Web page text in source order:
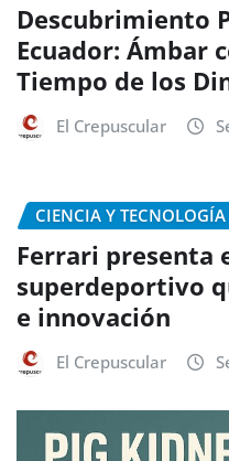
Descubrimiento
Ecuador: Ámbar
Tiempo de los
El Crepuscular
CIENCIA Y TECNOLOGÍA
Ferrari presenta
superdeportivo
e innovación
El Crepuscular